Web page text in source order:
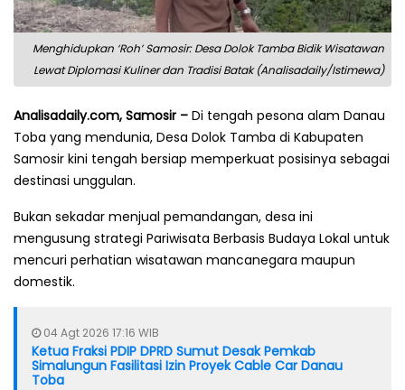
Menghidupkan ‘Roh’ Samosir: Desa Dolok Tamba Bidik Wisatawan
Lewat Diplomasi Kuliner dan Tradisi Batak (Analisadaily/Istimewa)
Analisadaily.com, Samosir – Di tengah pesona alam Danau
Toba yang mendunia, Desa Dolok Tamba di Kabupaten
Samosir kini tengah bersiap memperkuat posisinya sebagai
destinasi unggulan.
Bukan sekadar menjual pemandangan, desa ini
mengusung strategi Pariwisata Berbasis Budaya Lokal untuk
mencuri perhatian wisatawan mancanegara maupun
domestik.
04 Agt 2026 17:16 WIB
Ketua Fraksi PDIP DPRD Sumut Desak Pemkab
Simalungun Fasilitasi Izin Proyek Cable Car Danau
Toba